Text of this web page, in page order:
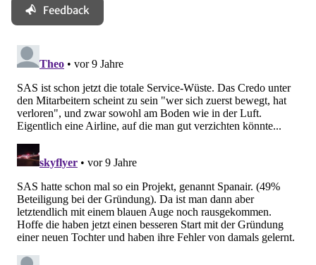
Feedback